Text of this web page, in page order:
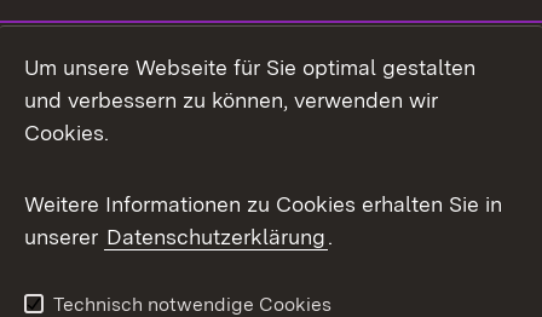
Mastodon
Messenger
Social Wall
X / Twitter
Youtube
Um unsere Webseite für Sie optimal gestalten
und verbessern zu können, verwenden wir
Cookies.
Weitere Informationen zu Cookies erhalten Sie in
unserer Datenschutzerklärung.
Technisch notwendige Cookies